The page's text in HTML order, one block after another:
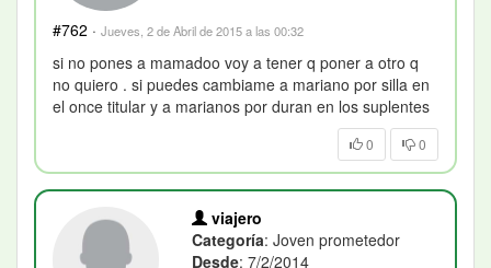
#762 · Jueves, 2 de Abril de 2015 a las 00:32
si no pones a mamadoo voy a tener q poner a otro q
no quiero . si puedes cambiame a mariano por silla en
el once titular y a marianos por duran en los suplentes
0 0
viajero
Categoría: Joven prometedor
Desde: 7/2/2014